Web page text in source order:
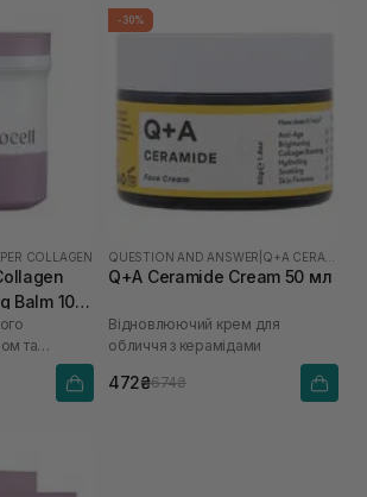
COLLAGEN
Balm 100
та
-30%
QUESTION AND ANSWER
Q+A Ceramide Cream 50 мл
Відновлюючий крем для
обличчя з керамідами
472₴674₴